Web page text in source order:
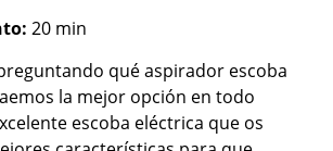
20 min
qué aspirador escoba
la mejor opción en todo
escoba eléctrica que os